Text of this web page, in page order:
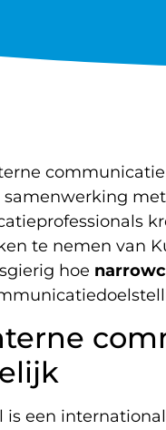
samenwerking met
te nemen van
hoe
is een